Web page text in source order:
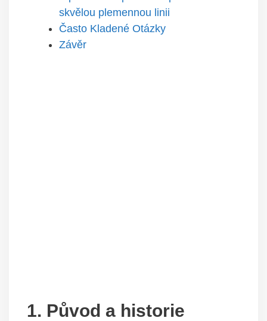
skvělou plemennou linii
Často Kladené Otázky
Závěr
1. Původ a historie